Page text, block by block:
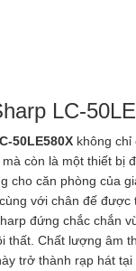
LC-
50LE580X không chỉ
còn là một thiết bị
cho căn phòng của
với chân đế được
đứng chắc chắn
thất. Chất lượng âm
trở thành rạp hát